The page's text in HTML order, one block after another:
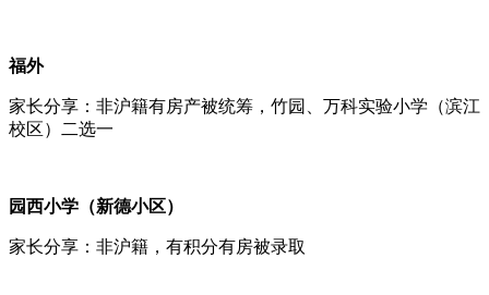
福外
家长分享：非沪籍有房产被统筹，竹园、万科实验小学（滨江
校区）二选一
园西小学（新德小区）
家长分享：非沪籍，有积分有房被录取